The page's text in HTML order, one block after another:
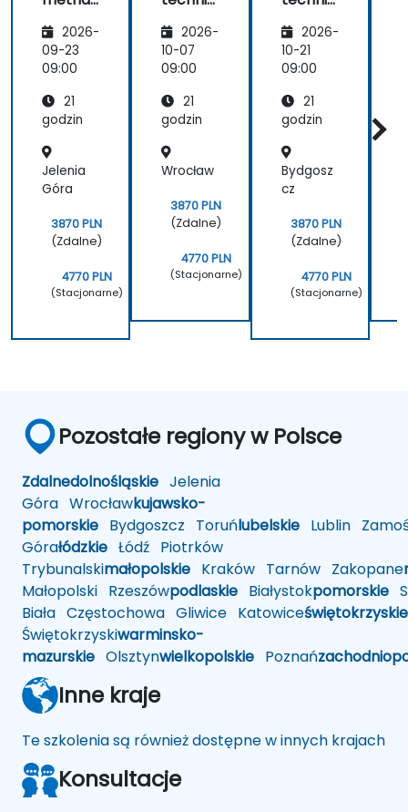
nadzorz
e
infrastr
w
budown
2026-
09-23
09:00
21
godzin
Jelenia
Góra
3870 PLN
(Zdalne)
4770 PLN
(Stacjonarne)
e i
fotogra
metryc
nadzorz
e
uktury
2026-
10-07
09:00
21
godzin
Wrocław
3870 PLN
(Zdalne)
4770 PLN
(Stacjonarne)
e i
fotogra
metryc
nadzorz
e
uktury
2026-
10-21
09:00
21
godzin
Bydgosz
cz
3870 PLN
(Zdalne)
4770 PLN
(Stacjonarne)
Pozostałe regiony w Polsce
Zdalnedolnośląskie Jelenia
Góra Wrocławkujawsko-
pomorskie Bydgoszcz Toruńlubelskie Lublin
Górałódzkie Łódź Piotrków
Trybunalskimałopolskie Kraków Tarnów Zakopane
Małopolski Rzeszówpodlaskie Białystokpomorskie
Biała Częstochowa Gliwice Katowiceświętokrzyskie
Świętokrzyskiwarminsko-
mazurskie Olsztynwielkopolskie Poznań
Inne kraje
Te szkolenia są również dostępne w innych krajach
Konsultacje